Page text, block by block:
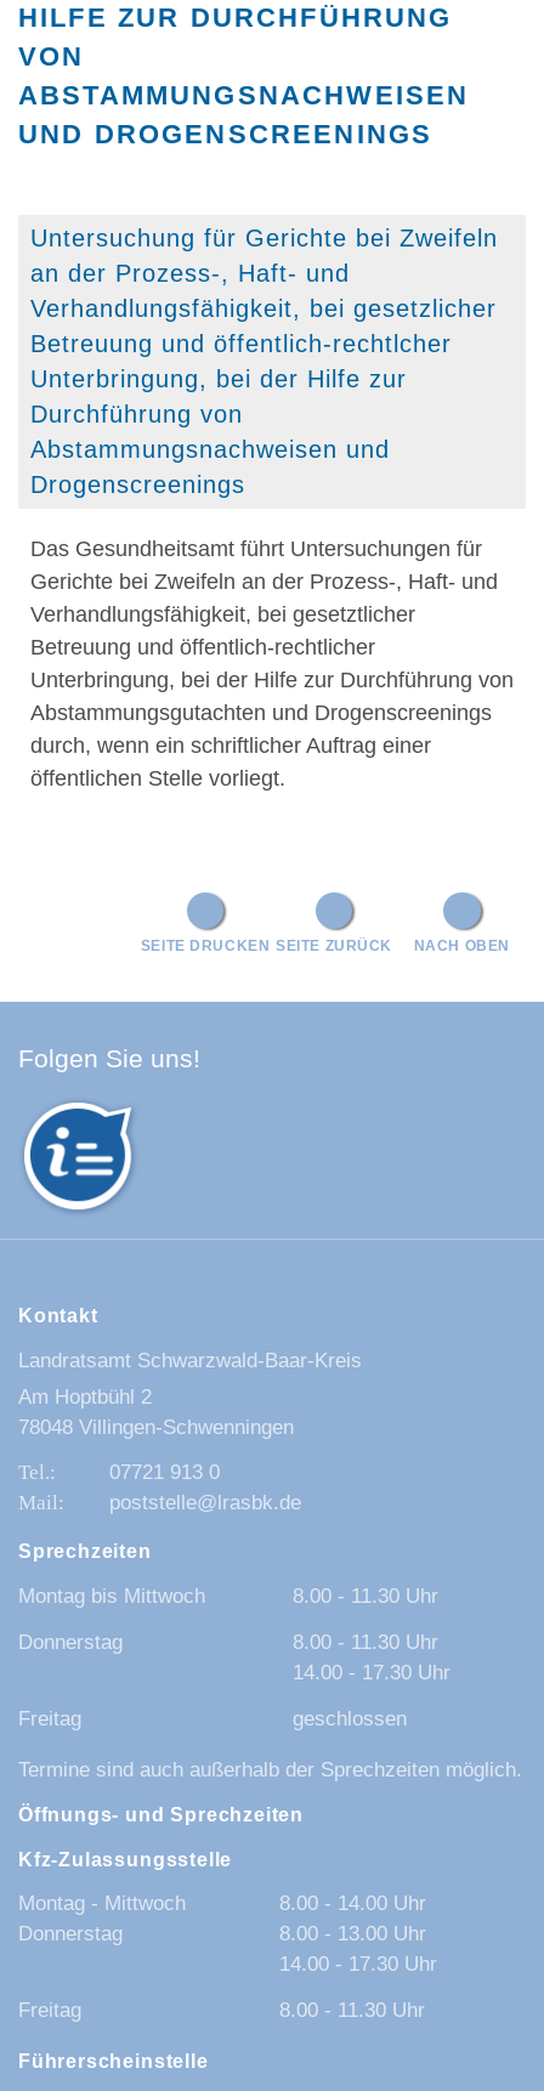
HILFE ZUR DURCHFÜHRUNG
VON
ABSTAMMUNGSNACHWEISEN
UND DROGENSCREENINGS
Untersuchung für Gerichte bei Zweifeln
an der Prozess-, Haft- und
Verhandlungsfähigkeit, bei gesetzlicher
Betreuung und öffentlich-rechtlcher
Unterbringung, bei der Hilfe zur
Durchführung von
Abstammungsnachweisen und
Drogenscreenings
Das Gesundheitsamt führt Untersuchungen für
Gerichte bei Zweifeln an der Prozess-, Haft- und
Verhandlungsfähigkeit, bei gesetztlicher
Betreuung und öffentlich-rechtlicher
Unterbringung, bei der Hilfe zur Durchführung von
Abstammungsgutachten und Drogenscreenings
durch, wenn ein schriftlicher Auftrag einer
öffentlichen Stelle vorliegt.
NACH OBEN
SEITE ZURÜCK
SEITE DRUCKEN
Folgen Sie uns!
Kontakt
Landratsamt Schwarzwald-Baar-Kreis
Am Hoptbühl 2
78048 Villingen-Schwenningen
07721 913 0
poststelle@lrasbk.de
Sprechzeiten
Montag bis Mittwoch
8.00 - 11.30 Uhr
Donnerstag
8.00 - 11.30 Uhr
14.00 - 17.30 Uhr
Freitag
geschlossen
Termine sind auch außerhalb der Sprechzeiten möglich.
Öffnungs- und Sprechzeiten
Kfz-Zulassungsstelle
Montag - Mittwoch
8.00 - 14.00 Uhr
Donnerstag
8.00 - 13.00 Uhr
14.00 - 17.30 Uhr
Freitag
8.00 - 11.30 Uhr
Führerscheinstelle